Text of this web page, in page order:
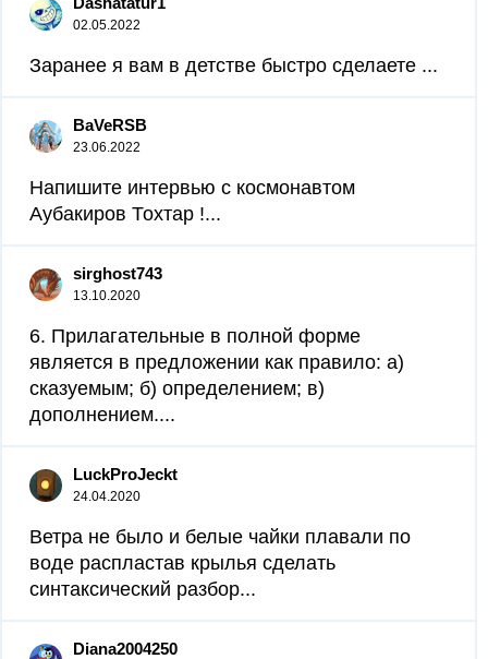
02.05.2022
Заранее я вам в детстве быстро сделаете ​...
BaVeRSB
23.06.2022
Напишите интервью с космонавтом
Аубакиров Тохтар !...
sirghost743
13.10.2020
6. Прилагательные в полной форме
является в предложении как правило: а)
сказуемым; б) определением; в)
дополнением....
LuckProJeckt
24.04.2020
Ветра не было и белые чайки плавали по
воде распластав крылья сделать
синтаксический разбор​...
Diana2004250